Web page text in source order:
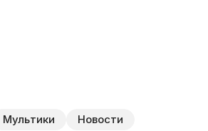
Мультики Новости